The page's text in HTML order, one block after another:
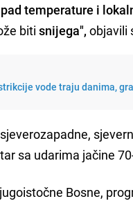
temperature i
bitisnijega",objavili
vode traju danima,
sa udarima jačine
Bosne,